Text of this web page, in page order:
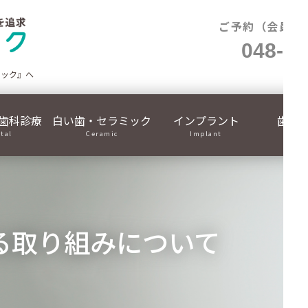
ク』へ
ご予約（会員
048-
科診療 白い歯・セラミック
Ceramic
インプラント
Implant
歯列
り組みについて